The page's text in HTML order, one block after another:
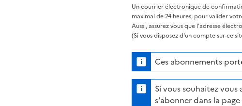
Un courrier électronique de
maximal de 24 heures, pour valider
Aussi, assurez vous que l'adresse
(Si vous disposez d'un compte sur ce
Ces abonnements
Si vous souhaitez
s'abonner dans la